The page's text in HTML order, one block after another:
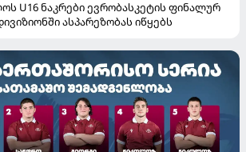
U16 ნაკრები ევრობასკეტის ფინალურ
ასპარეზობას იწყებს